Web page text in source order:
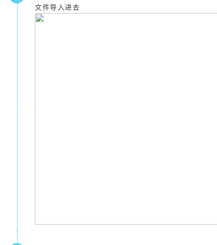
文件导入进去